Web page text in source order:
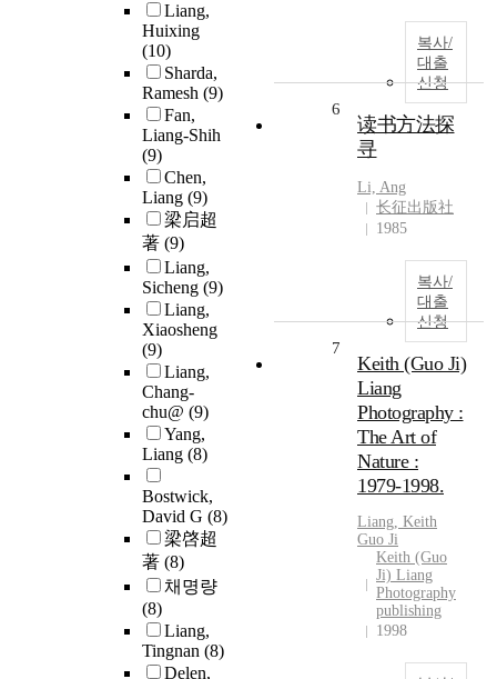
Liang,
Huixing
(10)
Sharda,
Ramesh (9)
Fan,
Liang-Shih
(9)
Chen,
Liang (9)
梁启超
著 (9)
Liang,
Sicheng (9)
Liang,
Xiaosheng
(9)
Liang,
Chang-
chu@ (9)
Yang,
Liang (8)
Bostwick,
David G (8)
梁啓超
著 (8)
채명량
(8)
Liang,
Tingnan (8)
Delen,
복사/
대출
신청
6
读书方法探
寻
Li, Ang
长征出版社
1985
복사/
대출
신청
7
Keith (Guo Ji)
Liang
Photography :
The Art of
Nature :
1979-1998.
Liang, Keith
Guo Ji
Keith (Guo
Ji) Liang
Photography
publishing
1998